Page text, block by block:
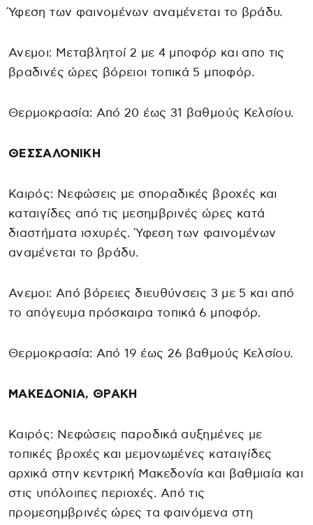
Ύφεση των φαινομένων αναμένεται το βράδυ.
Ανεμοι: Μεταβλητοί 2 με 4 μποφόρ και απο τις
βραδινές ώρες βόρειοι τοπικά 5 μποφόρ.
Θερμοκρασία: Από 20 έως 31 βαθμούς Κελσίου.
ΘΕΣΣΑΛΟΝΙΚΗ
Καιρός: Νεφώσεις με σποραδικές βροχές και
καταιγίδες από τις μεσημβρινές ώρες κατά
διαστήματα ισχυρές. Ύφεση των φαινομένων
αναμένεται το βράδυ.
Ανεμοι: Από βόρειες διευθύνσεις 3 με 5 και από
το απόγευμα πρόσκαιρα τοπικά 6 μποφόρ.
Θερμοκρασία: Από 19 έως 26 βαθμούς Κελσίου.
ΜΑΚΕΔΟΝΙΑ, ΘΡΑΚΗ
Καιρός: Νεφώσεις παροδικά αυξημένες με
τοπικές βροχές και μεμονωμένες καταιγίδες
αρχικά στην κεντρική Μακεδονία και βαθμιαία και
στις υπόλοιπες περιοχές. Από τις
προμεσημβρινές ώρες τα φαινόμενα στη